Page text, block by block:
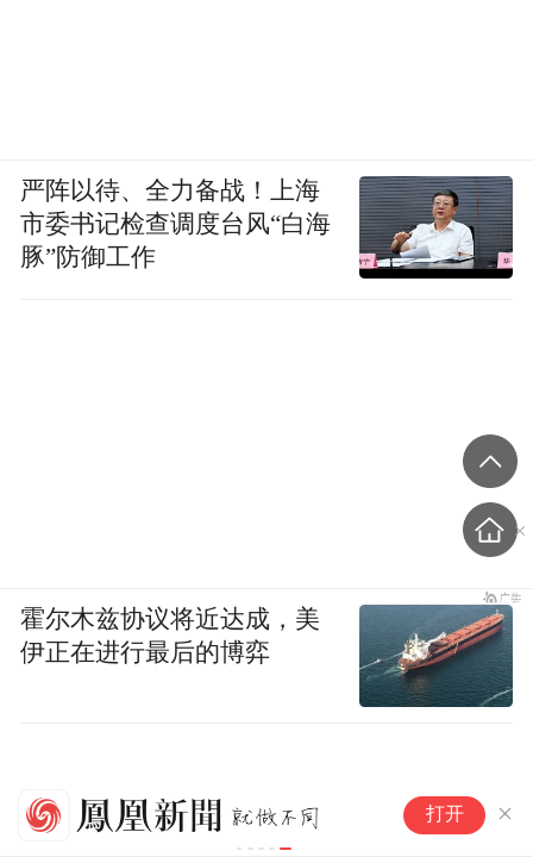
国家互联网
息处理者个
打开
严阵以待、全力备战！上海
市委书记检查调度台风“白海
豚”防御工作
霍尔木兹协议将近达成，美
伊正在进行最后的博弈